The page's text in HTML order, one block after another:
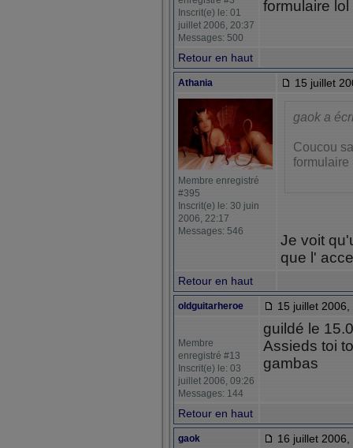
Inscrit(e) le: 01
juillet 2006, 20:37
Messages: 500
formulaire lol
Retour en haut
Athania 15 juillet
Membre enregistré
#395
Inscrit(e) le: 30 juin
2006, 22:17
Messages: 546
gaok a
Coucou
formulaire
Je voit
que l'
Retour en haut
oldguitarheroe 15 juillet 2006,
Membre
enregistré #13
Inscrit(e) le: 03
juillet 2006, 09:26
Messages: 144
guildé le
Assieds toi
gambas
Retour en haut
gaok 16 juillet 2006,